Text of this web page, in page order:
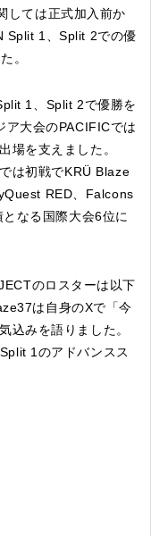
しては正式加入前か
Split 1、Split 2での優
。
1、Split 2で優勝を
ア大会のPACIFICでは
場を支えました。
は初戦でKRÜ Blaze
RED、Falcons
なる国際大会6位に
のロスターは以下
は自身のXで「今
込みを語りました。
1のアドバンスス